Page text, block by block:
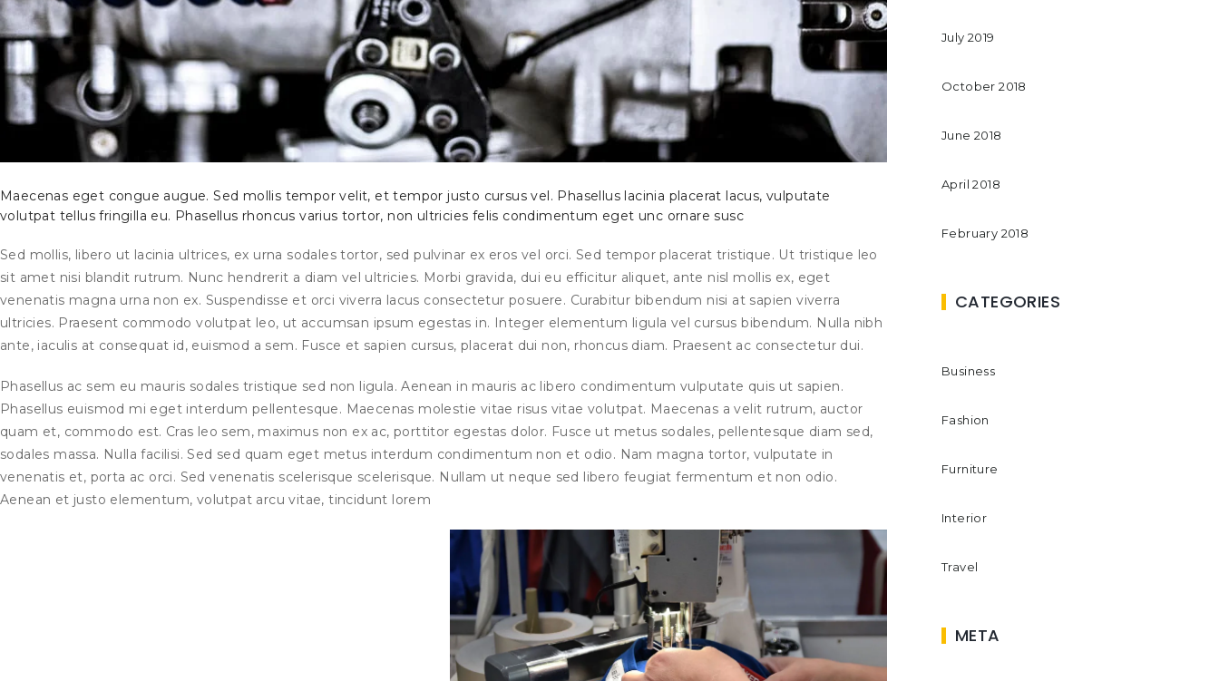
Maecenas eget congue augue. Sed mollis tempor velit, et tempor justo cursus vel. Phasellus lacinia placerat lacus, vulputate
volutpat tellus fringilla eu. Phasellus rhoncus varius tortor, non ultricies felis condimentum eget unc ornare susc
Sed mollis, libero ut lacinia ultrices, ex urna sodales tortor, sed pulvinar ex eros vel orci. Sed tempor placerat tristique. Ut tristique leo
sit amet nisi blandit rutrum. Nunc hendrerit a diam vel ultricies. Morbi gravida, dui eu efficitur aliquet, ante nisl mollis ex, eget
venenatis magna urna non ex. Suspendisse et orci viverra lacus consectetur posuere. Curabitur bibendum nisi at sapien viverra
ultricies. Praesent commodo volutpat leo, ut accumsan ipsum egestas in. Integer elementum ligula vel cursus bibendum. Nulla nibh
ante, iaculis at consequat id, euismod a sem. Fusce et sapien cursus, placerat dui non, rhoncus diam. Praesent ac consectetur dui.
Phasellus ac sem eu mauris sodales tristique sed non ligula. Aenean in mauris ac libero condimentum vulputate quis ut sapien.
Phasellus euismod mi eget interdum pellentesque. Maecenas molestie vitae risus vitae volutpat. Maecenas a velit rutrum, auctor
quam et, commodo est. Cras leo sem, maximus non ex ac, porttitor egestas dolor. Fusce ut metus sodales, pellentesque diam sed,
sodales massa. Nulla facilisi. Sed sed quam eget metus interdum condimentum non et odio. Nam magna tortor, vulputate in
venenatis et, porta ac orci. Sed venenatis scelerisque scelerisque. Nullam ut neque sed libero feugiat fermentum et non odio.
Aenean et justo elementum, volutpat arcu vitae, tincidunt lorem
July 2019
October 2018
June 2018
April 2018
February 2018
CATEGORIES
Business
Fashion
Furniture
Interior
Travel
META